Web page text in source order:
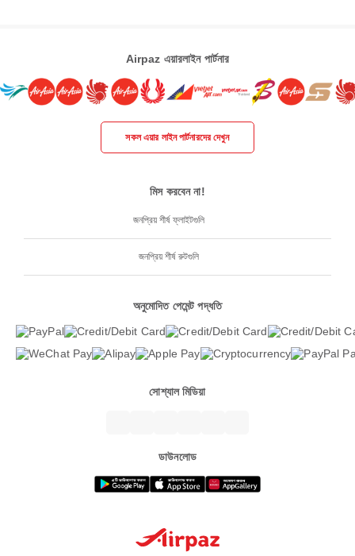
Airpaz এয়ারলাইন পার্টনার
সকল এয়ার লাইন পার্টনারদের দেখুন
মিস করবেন না!
জনপ্রিয় শীর্ষ ফ্লাইটগুলি
জনপ্রিয় শীর্ষ রুটগুলি
অনুমোদিত পেমেন্ট পদ্ধতি
সোশ্যাল মিডিয়া
ডাউনলোড